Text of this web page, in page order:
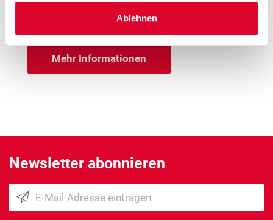
Ablehnen
Mehr Informationen
Newsletter abonnieren